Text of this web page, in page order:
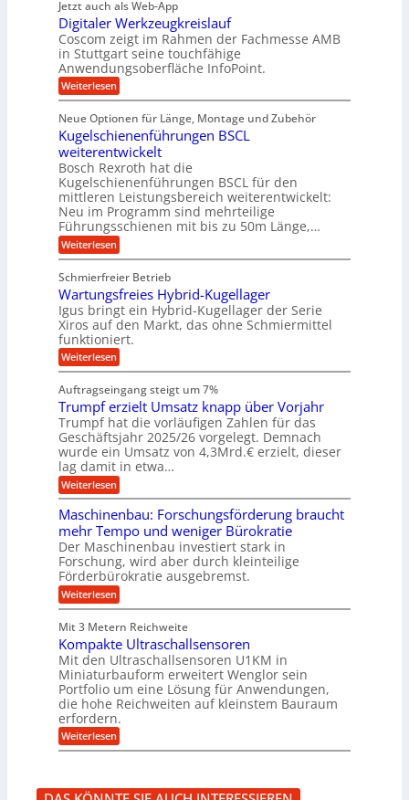
i
e
b
e
f
ü
r
r
a
u
e
U
m
g
e
b
u
n
g
e
n
r
a
g
s
e
i
g
a
n
g
i
g
e
r
S
t
e
l
l
e
n
e
t
r
i
e
b
e
f
r
p
r
ä
z
i
s
e
H
u
b
e
w
e
g
u
n
g
e
ä
z
i
s
i
o
n
f
r
A
u
t
o
m
o
t
i
v
e
n
d
M
a
s
c
h
i
e
n
b
a
u
Jetzt auch als Web-App
Digitaler Werkzeugkreislauf
Coscom zeigt im Rahmen der Fachmesse AMB
in Stuttgart seine touchfähige
Anwendungsoberfläche InfoPoint.
Weiterlesen:
D
g
i
t
a
l
e
r
W
e
r
k
z
e
u
g
k
r
e
i
s
a
u
f
Neue Optionen für Länge, Montage und Zubehör
Kugelschienenführungen BSCL
weiterentwickelt
Bosch Rexroth hat die
Kugelschienenführungen BSCL für den
mittleren Leistungsbereich weiterentwickelt:
Neu im Programm sind mehrteilige
Führungsschienen mit bis zu 50m Länge,…
Weiterlesen:
K
g
e
l
s
c
h
i
e
e
n
f
ü
h
r
u
n
g
e
B
S
C
L
w
e
i
t
e
r
e
n
t
w
i
c
k
e
Schmierfreier Betrieb
Wartungsfreies Hybrid-Kugellager
Igus bringt ein Hybrid-Kugellager der Serie
Xiros auf den Markt, das ohne Schmiermittel
funktioniert.
Weiterlesen:
W
r
t
u
n
g
s
r
e
i
e
s
H
y
b
r
i
d
-
u
g
e
l
a
g
e
r
Auftragseingang steigt um 7%
Trumpf erzielt Umsatz knapp über Vorjahr
Trumpf hat die vorläufigen Zahlen für das
Geschäftsjahr 2025/26 vorgelegt. Demnach
wurde ein Umsatz von 4,3Mrd.€ erzielt, dieser
lag damit in etwa…
Weiterlesen:
T
u
m
p
f
e
r
z
i
e
t
U
m
s
a
t
z
k
n
p
Maschinenbau: Forschungsförderung braucht
mehr Tempo und weniger Bürokratie
Der Maschinenbau investiert stark in
Forschung, wird aber durch kleinteilige
Förderbürokratie ausgebremst.
Weiterlesen:
M
s
c
h
i
n
e
n
b
a
u
Mit 3 Metern Reichweite
Kompakte Ultraschallsensoren
Mit den Ultraschallsensoren U1KM in
Miniaturbauform erweitert Wenglor sein
Portfolio um eine Lösung für Anwendungen,
die hohe Reichweiten auf kleinstem Bauraum
erfordern.
Weiterlesen:
K
p